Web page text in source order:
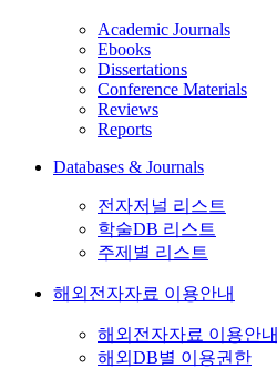
Academic Journals
Ebooks
Dissertations
Conference Materials
Reviews
Reports
Databases & Journals
전자저널 리스트
학술DB 리스트
주제별 리스트
해외전자자료 이용안내
해외전자자료 이용안내
해외DB별 이용권한